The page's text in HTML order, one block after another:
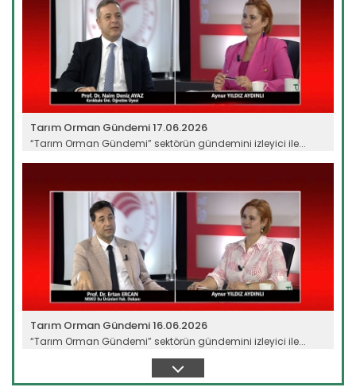
Tarım Orman Gündemi 17.06.2026
“Tarım Orman Gündemi” sektörün gündemini izleyici ile...
Devamını Oku ->
Tarım Orman Gündemi 16.06.2026
“Tarım Orman Gündemi” sektörün gündemini izleyici ile...